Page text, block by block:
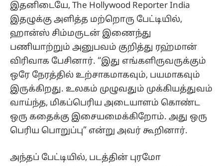
இதனிடையே, The Hollywood Reporter India
இதழுக்கு அளித்த மற்றொரு பேட்டியில்,
ஹான்ஸ் சிம்மருடன் இணைந்து
பணியாற்றும் அனுபவம் குறித்து ரஹ்மான்
விரிவாக பேசினார். “இது எங்களிருவருக்கும்
ஒரே நேரத்தில் உற்சாகமாகவும், பயமாகவும்
இருக்கிறது. உலகம் முழுவதும் முக்கியத்துவம்
வாய்ந்த, மிகப்பெரிய அடையாளம் கொண்ட
ஒரு கதைக்கு இசையமைக்கிறோம். அது ஒரு
பெரிய பொறுப்பு” என்று அவர் கூறினார்.
அந்தப் பேட்டியில், படத்தின் புரமோ